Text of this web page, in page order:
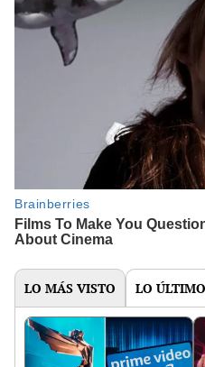
LO MÁS VISTO LO ÚLTIMO